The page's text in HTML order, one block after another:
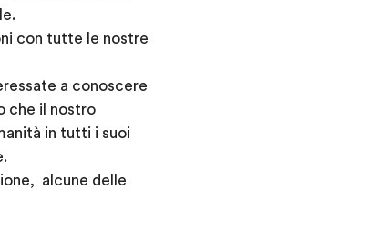
con tutte le nostre
a conoscere
che il nostro
in tutti i suoi
alcune delle